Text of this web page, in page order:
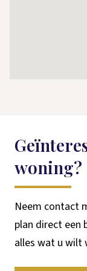
Bijzonderheden:
– Heerlijke
–
– HR
woning?
Neem contact
plan direct
alles wat u wilt